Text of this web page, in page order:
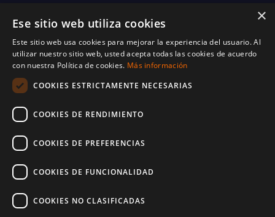
© 2025 World Vision España. Reservados todos los derechos. Inscritos en el
×
Ese sitio web utiliza cookies
Este sitio web usa cookies para mejorar la experiencia del usuario. Al
utilizar nuestro sitio web, usted acepta todas las cookies de acuerdo
con nuestra Política de cookies. Más información
COOKIES ESTRICTAMENTE NECESARIAS
COOKIES DE RENDIMIENTO
COOKIES DE PREFERENCIAS
COOKIES DE FUNCIONALIDAD
COOKIES NO CLASIFICADAS